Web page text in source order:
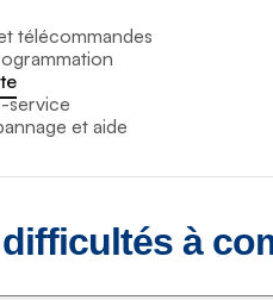
télécommandes
service
et aide
à